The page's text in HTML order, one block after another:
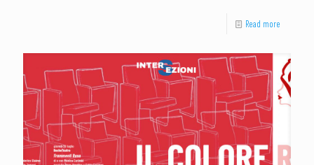
Read more